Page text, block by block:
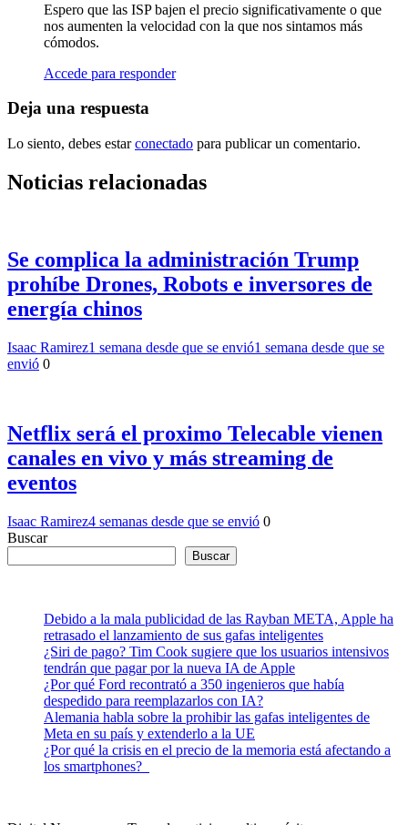
Espero que las ISP bajen el precio significativamente o que
nos aumenten la velocidad con la que nos sintamos más
cómodos.
Accede para responder
Deja una respuesta
Lo siento, debes estarconectado para publicar un comentario.
Noticias relacionadas
Se complica la administración Trump
prohíbe Drones, Robots e inversores de
energía chinos
Isaac Ramirez1 semana desde que se envió1 semana desde que se
envió 0
Netflix será el proximo Telecable vienen
canales en vivo y más streaming de
eventos
Isaac Ramirez4 semanas desde que se envió 0
Buscar
Buscar
Debido a la mala publicidad de las Rayban META, Apple ha
retrasado el lanzamiento de sus gafas inteligentes
¿Siri de pago? Tim Cook sugiere que los usuarios intensivos
tendrán que pagar por la nueva IA de Apple
¿Por qué Ford recontrató a 350 ingenieros que había
despedido para reemplazarlos con IA?
Alemania habla sobre la prohibir las gafas inteligentes de
Meta en su país y extenderlo a la UE
¿Por qué la crisis en el precio de la memoria está afectando a
los smartphones?